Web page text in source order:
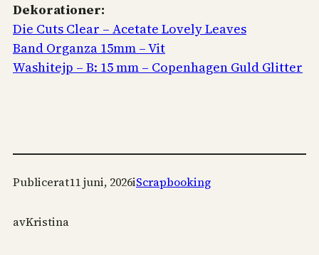
Dekorationer:
Die Cuts Clear – Acetate Lovely Leaves
Band Organza 15mm – Vit
Washitejp – B: 15 mm – Copenhagen Guld Glitter
Publicerat11 juni, 2026iScrapbooking
avKristina